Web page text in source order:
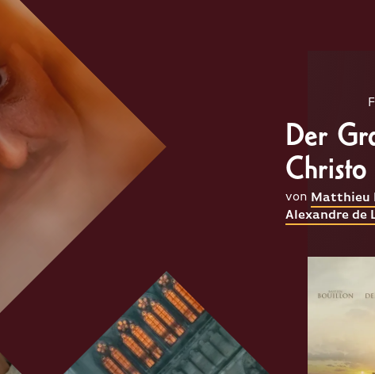
Der
Christo
von Matthieu
Alexandre de